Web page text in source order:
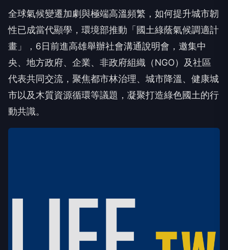
全球氣候變遷加劇與極端高溫頻繁，如何提升城市韌
性已成當代顯學，環境部推動「國土綠蔭氣候調適計
畫」，6日前進高雄舉辦社會溝通說明會，邀集中
央、地方政府、企業、非政府組織（NGO）及社區
代表共同交流，聚焦都市林治理、城市降溫、健康城
市以及木質資源循環等議題，凝聚打造綠色國土的行
動共識。